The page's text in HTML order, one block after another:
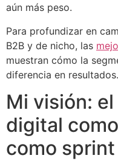
aún más peso.
Para profundizar en
B2B y de nicho, las
muestran cómo la
diferencia en resultados.
Mi visión:
digital
como sprint